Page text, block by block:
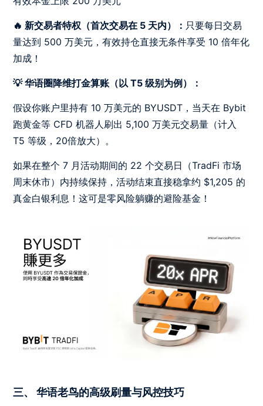
🔥 新交易者特权（首次交易在 5 天内）： 只要每日交易
量达到 500 万美元，有效持仓直接无条件享受 10 倍年化
加成！
💡 华语圈降维打金算账（以 T5 级别为例）：
假设你账户里持有 10 万美元的 BYUSDT，当天在 Bybit
跑黄金等 CFD 机器人刷出 5,100 万美元交易量（计入
T5 等级，20倍放大）。
如果在整个 7 月活动期间的 22 个交易日（TradFi 市场
周末休市）内持续保持，活动结束直接稳拿约 $1,205 的
真金白银利息！这可是零风险躺赚的避险基金！
三、 华语老鸟的高级刷量与风控技巧